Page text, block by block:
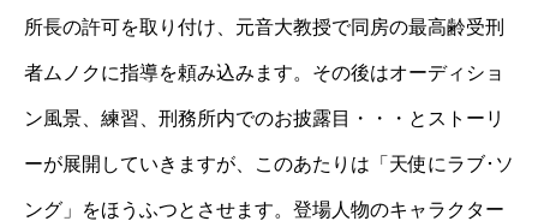
所長の許可を取り付け、元音大教授で同房の最高齢受刑
者ムノクに指導を頼み込みます。その後はオーディショ
ン風景、練習、刑務所内でのお披露目・・・とストーリ
ーが展開していきますが、このあたりは「天使にラブ･ソ
ング」をほうふつとさせます。登場人物のキャラクター